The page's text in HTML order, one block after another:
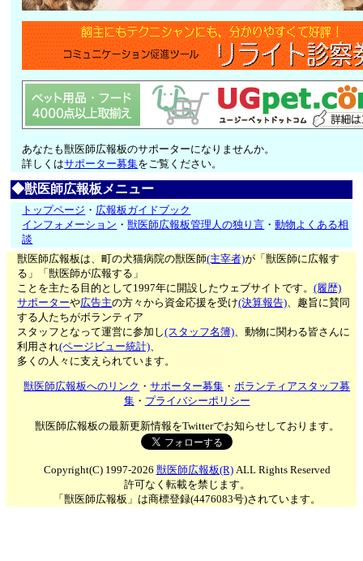
あなたも獣医師広報板のサポーターになりませんか。
詳しくはサポーター募集をご覧ください。
◆獣医師広報板メニュー
トップページ ・ 広報板ガイドブック
インフォメーション ・獣医師広報板管理人の独り言 ・動物よくある相
談
獣医師広報板は、町の犬猫病院の獣医師(主宰者)が「獣医師に広報す
る」「獣医師が広報する」
ことを主たる目的として1997年に開設したウェブサイトです。(履歴)
サポーターや広告主の方々から資金応援を受け(決算報告)、趣旨に賛同
する人たちがボランティア
スタッフとなって運営に参加し(スタッフ名簿)、動物に関わる皆さんに
利用され(ページビュー統計)、
多くの人々に支えられています。
獣医師広報板へのリンク ・サポーター募集 ・ボランティアスタッフ募
集・ プライバシーポリシー
獣医師広報板の最新更新情報をTwitterでお知らせしております。
Copyright(C) 1997-2026 獣医師広報板(R)ALL Rights Reserved
許可なく転載を禁じます。
「獣医師広報板」は商標登録(4476083号)されています。